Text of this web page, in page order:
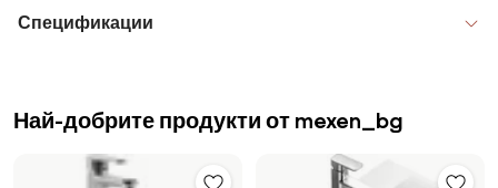
Спецификации
Най-добрите продукти от mexen_bg